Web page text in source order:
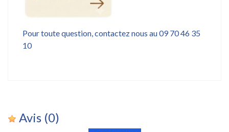
Pour toute question, contactez nous au 09 70 46 35
10
Avis (0)